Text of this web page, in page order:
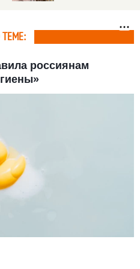
россиянам